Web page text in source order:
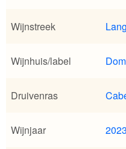
Wijnstreek
Wijnhuis/label
Druivenras
Wijnjaar 2023